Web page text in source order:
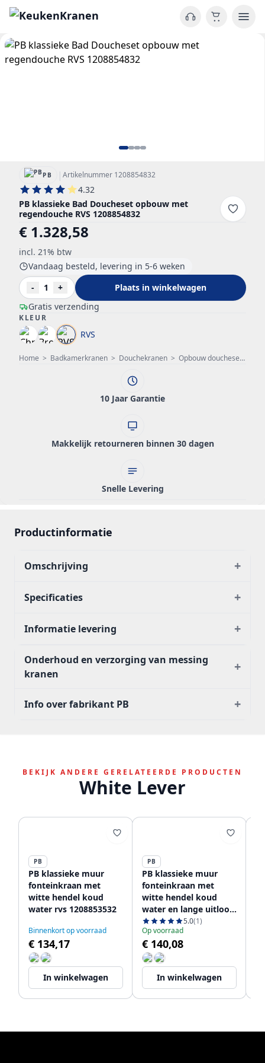
Home > Badkamerkranen > Douchekranen > Opbouw doucheset
PB | Artikelnummer 1208854832
4.32
PB klassieke Bad Doucheset opbouw met
regendouche RVS 1208854832
€ 1.328,58
incl. 21% btw
Gratis verzending
Vandaag besteld, levering in 5-6 weken
-
1 + Plaats in winkelwagen
KLEUR
RVS
10 Jaar Garantie
Makkelijk retourneren binnen 30 dagen
Snelle Levering
Productinformatie
Omschrijving +
Specificaties +
Informatie levering +
Onderhoud en verzorging van messing
kranen
+
Info over fabrikant PB +
BEKIJK ANDERE GERELATEERDE PRODUCTEN
White Lever
PB
PB klassieke muur
fonteinkraan met
witte hendel koud
water rvs 1208853532
Binnenkort op voorraad
€ 134,17
In winkelwagen
PB
PB klassieke muur
fonteinkraan met
witte hendel koud
water en lange uitloop
rvs 1208853572
5.0(1)
Op voorraad
€ 140,08
In winkelwagen